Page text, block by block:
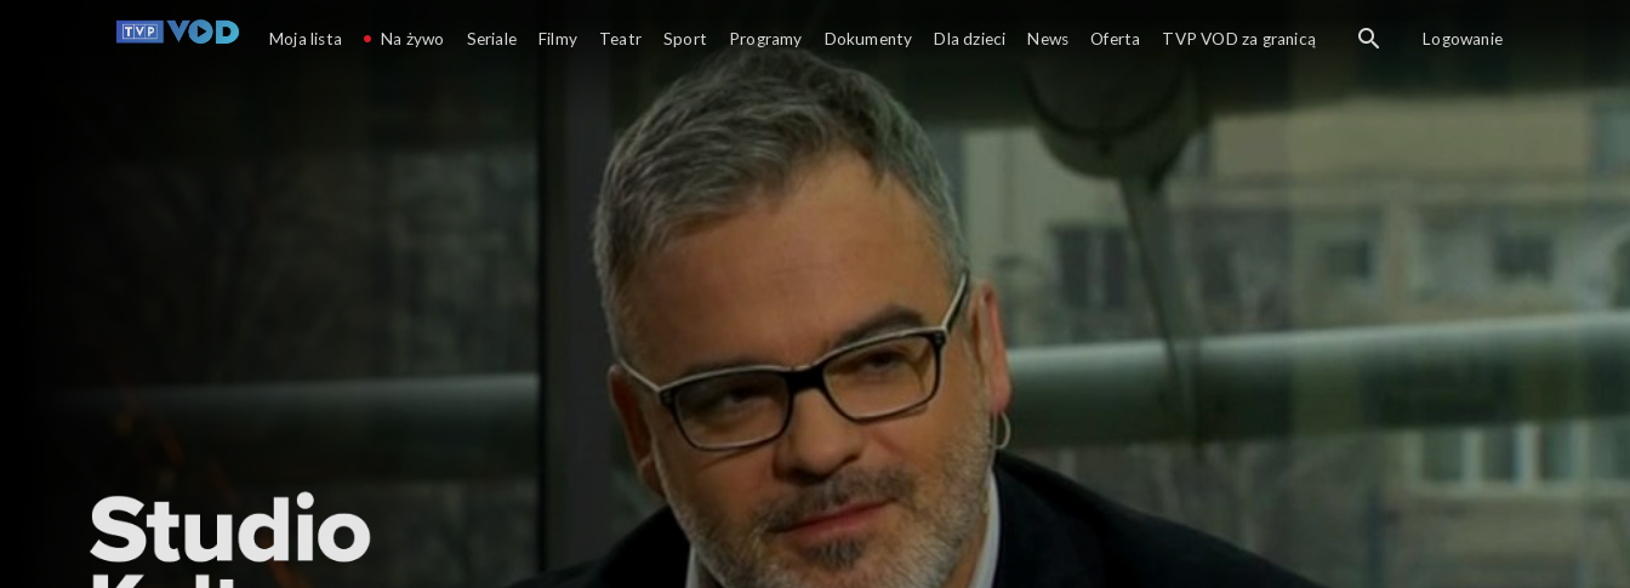
Moja lista Na żywo Seriale Filmy Teatr Sport Programy Dokumenty Dla dzieci News Oferta TVP VOD za granicą Logowanie